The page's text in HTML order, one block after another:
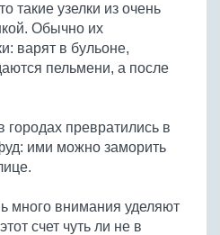
такие узелки из очень
Обычно их
варят в бульоне,
пельмени, а после
превратились в
ими можно заморить
много внимания уделяют
счет чуть ли не в